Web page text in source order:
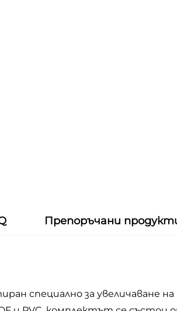
Препоръчани
специално за увеличаване на